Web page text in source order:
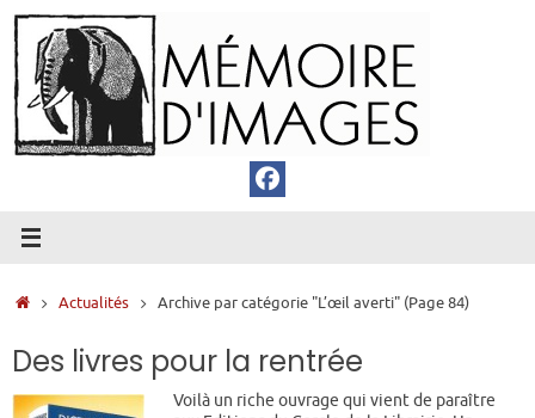
Passer
au
contenu
Accueil
Actualités Archive par catégorie "L’œil averti" (Page 84)
Des livres pour la rentrée
Voilà un riche ouvrage qui vient de paraître